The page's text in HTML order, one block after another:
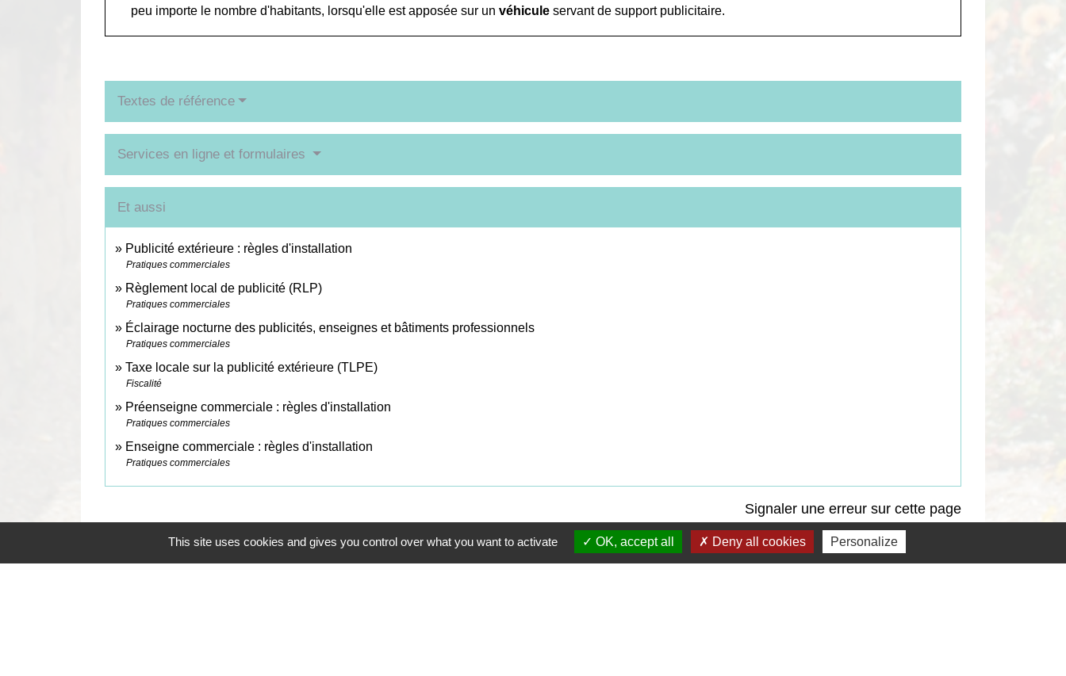
peu importe le nombre d'habitants, lorsqu'elle est apposée sur un véhicule servant de support publicitaire.
Textes de référence
Services en ligne et formulaires
Et aussi
Publicité extérieure : règles d'installation
Pratiques commerciales
Règlement local de publicité (RLP)
Pratiques commerciales
Éclairage nocturne des publicités, enseignes et bâtiments professionnels
Pratiques commerciales
Taxe locale sur la publicité extérieure (TLPE)
Fiscalité
Préenseigne commerciale : règles d'installation
Pratiques commerciales
Enseigne commerciale : règles d'installation
Pratiques commerciales
Signaler une erreur sur cette page
This site uses cookies and gives you control over what you want to activate OK, accept all Deny all cookies Personalize